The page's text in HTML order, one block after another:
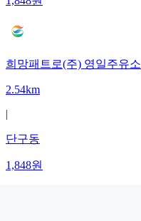
희망패트로(주) 영일주유소
2.54km
|
단구동
1,848원